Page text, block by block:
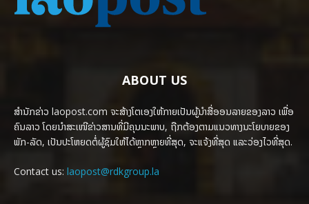
ABOUT US
ສຳນັກຂ່າວ laopost.com ຈະສ້າງໂຕເອງໃຫ້ກາຍເປັນຜູ້ນຳສື່ອອນລາຍຂອງລາວ ເພື່ອ
ຄົນລາວ ໂດຍນຳສະເໜີຂ່າວສານທີ່ມີຄຸນນະພາບ, ຖືກຕ້ອງຕາມແນວທາງນະໂຍບາຍຂອງ
ພັກ-ລັດ, ເປັນປະໂຫຍດຕໍ່ຜູ້ຊົມໃຫ້ໄດ້ຫຼາກຫຼາຍທີ່ສຸດ, ຈະແຈ້ງທີ່ສຸດ ແລະວ່ອງໄວທີ່ສຸດ.
Contact us: laopost@rdkgroup.la